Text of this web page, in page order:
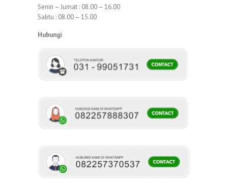
Senin – Jumat : 08.00 – 16.00
Sabtu : 08.00 – 15.00
Hubungi